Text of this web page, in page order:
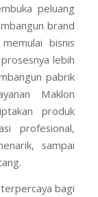
peluang
brand
bisnis
lebih
pabrik
Maklon
produk
profesional,
sampai
bagi